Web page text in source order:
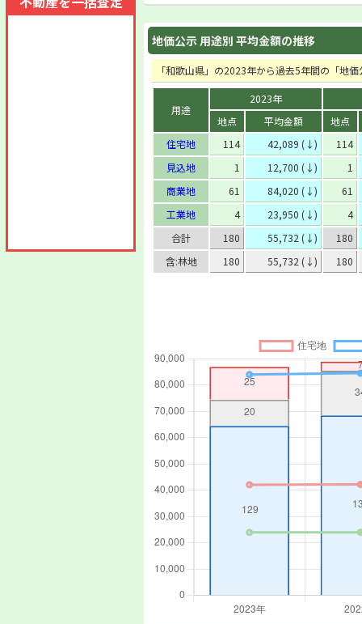
地価公示 用途別 平均金額の推移
「和歌山県」の2023年から過去5年間の「地
用途
2023年
地点
平均金額
地点
住宅地
114 42,089 (↓)
114
見込地
1 12,700 (↓)
1
商業地
61 84,020 (↓)
61
工業地
4 23,950 (↓)
4
合計
180 55,732 (↓)
180
含:林地
180 55,732 (↓) 180